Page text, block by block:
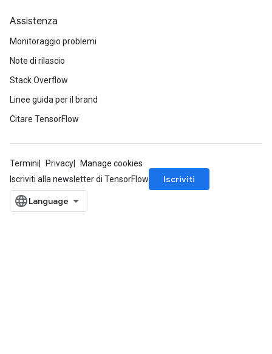
Assistenza
Monitoraggio problemi
Note di rilascio
Stack Overflow
Linee guida per il brand
Citare TensorFlow
Termini Privacy
Manage cookies
Iscriviti alla newsletter di TensorFlow
Iscriviti